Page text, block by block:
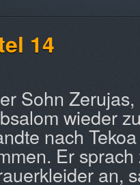
14
Sohn
wieder
nach
Er
an,